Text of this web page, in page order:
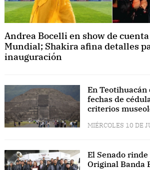
Andrea Bocelli en show de
Mundial; Shakira afina detalles
inauguración
En Teotihuacán
fechas de
criterios
MIÉRCOLES 10 DE
El Senado
Original Banda